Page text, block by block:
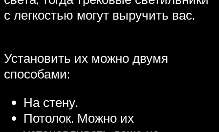
с легкостью могут выручить вас.
Установить их можно двумя
способами:
На стену.
Потолок. Можно их